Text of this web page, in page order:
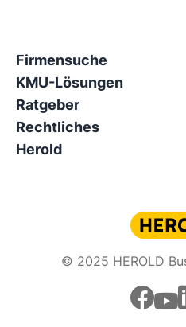
Firmensuche
KMU-Lösungen
Ratgeber
Rechtliches
Herold
© 2025 HEROLD